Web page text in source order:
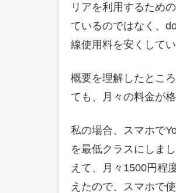
リアを利用するため
ているのではなく、
線使用料を安くしてい
概要を理解したとこ
ても、月々の料金が
私の場合、スマホで
を最低クラスにしま
えて、月々1500円程
えたので、スマホで